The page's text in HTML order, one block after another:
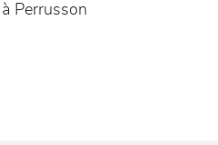
à Perrusson